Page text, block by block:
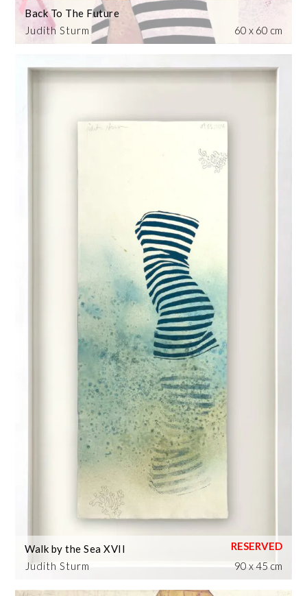
Judith Sturm
Back To The Future
60 x 60 cm
Judith Sturm
Walk by the Sea XVII
90 x 45 cm